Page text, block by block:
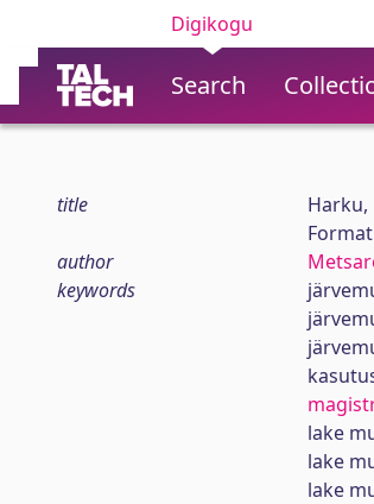
Digikogu
Search
title
Harku,
author
keywords
lake
lake
lake